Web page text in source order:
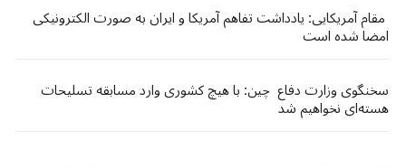
مقام آمریکایی: یادداشت تفاهم آمریکا و ایران به صورت الکترونیکی
امضا شده است
سخنگوی وزارت دفاع چین: با هیچ کشوری وارد مسابقه تسلیحات
هسته‌ای نخواهیم شد